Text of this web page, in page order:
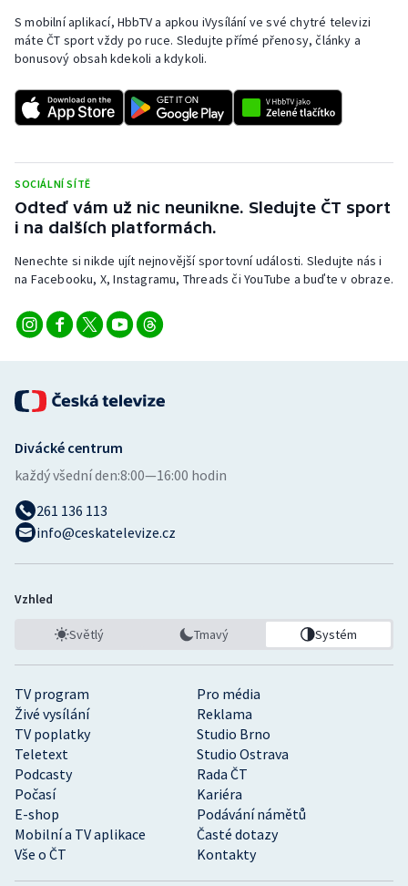
S mobilní aplikací, HbbTV a apkou iVysílání ve své chytré televizi
máte ČT sport vždy po ruce. Sledujte přímé přenosy, články a
bonusový obsah kdekoli a kdykoli.
SOCIÁLNÍ SÍTĚ
Odteď vám už nic neunikne. Sledujte ČT sport
i na dalších platformách.
Nenechte si nikde ujít nejnovější sportovní události. Sledujte nás i
na Facebooku, X, Instagramu, Threads či YouTube a buďte v obraze.
TV program
Pro média
Živé vysílání
Reklama
TV poplatky
Studio Brno
Teletext
Studio Ostrava
Podcasty
Rada ČT
Počasí
Kariéra
E-shop
Podávání námětů
Mobilní a TV aplikace
Časté dotazy
Vše o ČT
Kontakty
Divácké centrum
každý všední den:8:00—16:00 hodin
261 136 113
info@ceskatelevize.cz
Vzhled
Světlý Tmavý Systém